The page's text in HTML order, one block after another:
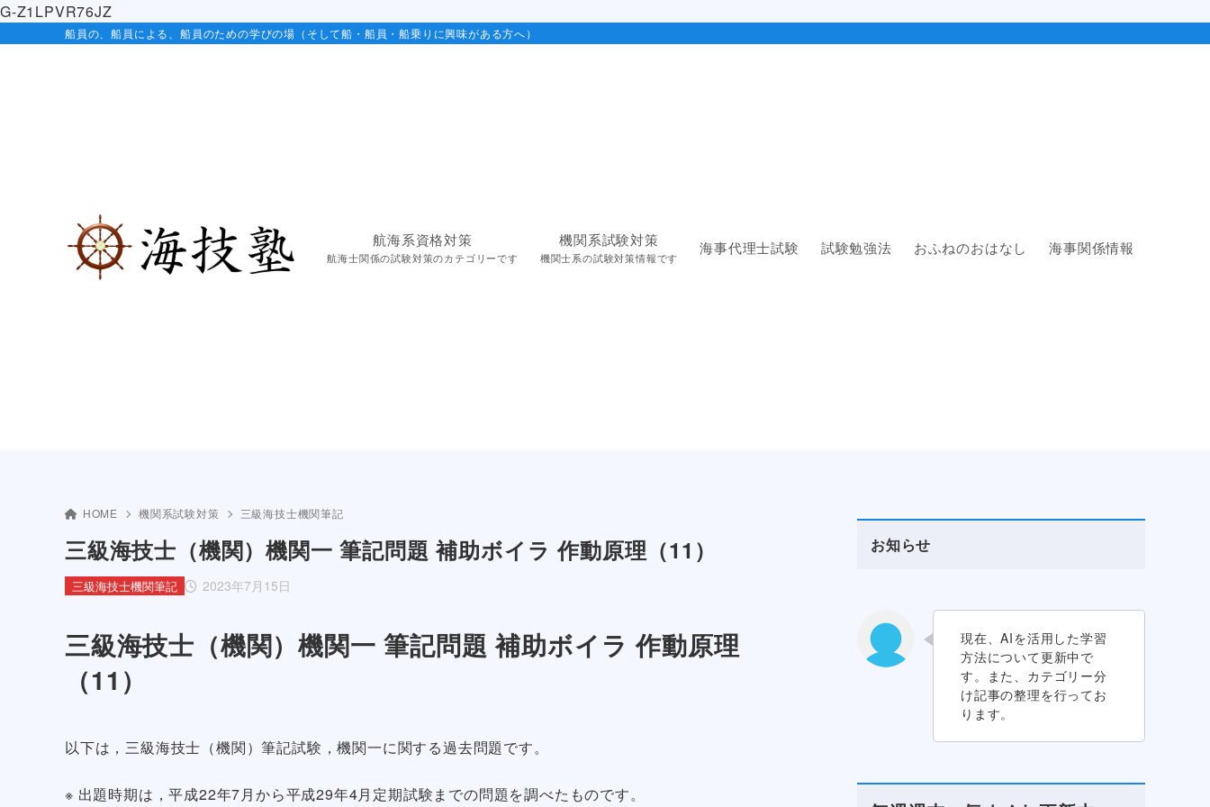
G-Z1LPVR76JZ
船員の、船員による、船員のための学びの場（そして船・船員・船乗りに興味がある方へ）
航海系資格対策
航海士関係の試験対策のカテゴリーです
機関系試験対策
機関士系の試験対策情報です
海事代理士試験 試験勉強法 おふねのおはなし 海事関係情報
HOME 機関系試験対策 三級海技士機関筆記
三級海技士（機関）機関一 筆記問題 補助ボイラ 作動原理（11）
2023年7月15日
三級海技士機関筆記
三級海技士（機関）機関一 筆記問題 補助ボイラ 作動原理
（11）
以下は，三級海技士（機関）筆記試験，機関一に関する過去問題です。
※ 出題時期は，平成22年7月から平成29年4月定期試験までの問題を調べたものです。
お知らせ
現在、AIを活用した学習
方法について更新中で
す。また、カテゴリー分
け記事の整理を行ってお
ります。